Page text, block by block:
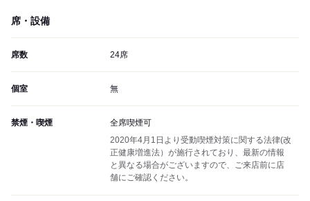
席・設備
席数 24席
個室 無
禁煙・喫煙
全席喫煙可
2020年4月1日より受動喫煙対策に関する法律(改
正健康増進法）が施行されており、最新の情報
と異なる場合がございますので、ご来店前に店
舗にご確認ください。